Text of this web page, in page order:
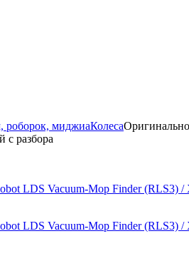
роборок, миджиаКолеса
разбора